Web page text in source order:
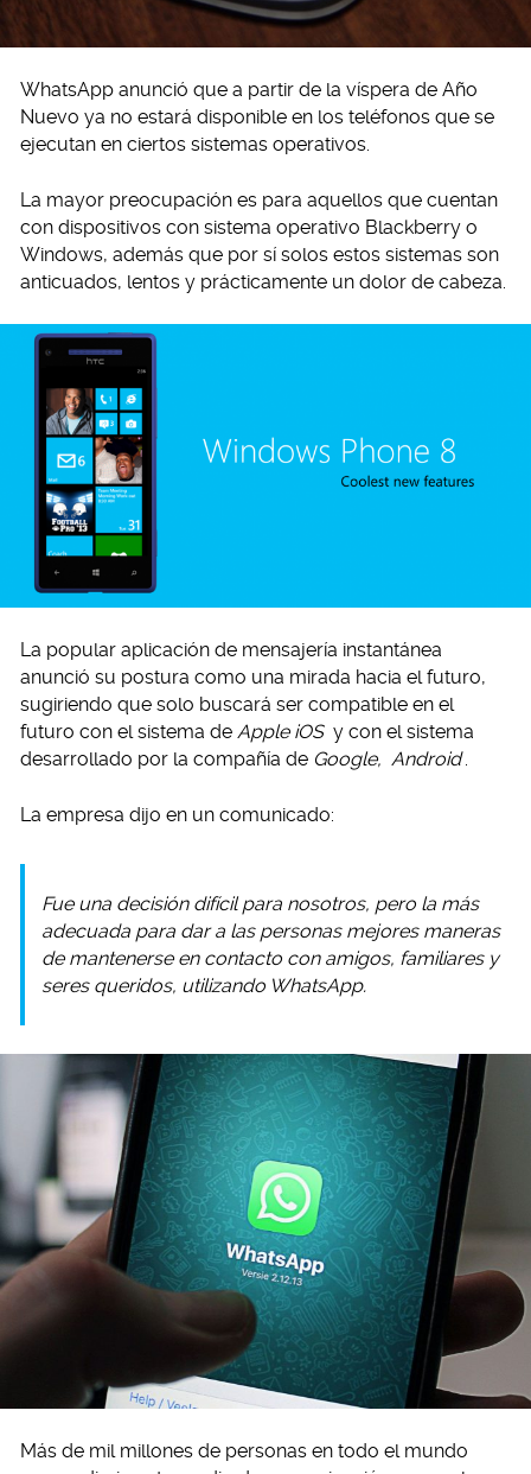
WhatsApp anunció que a partir de la víspera de Año
Nuevo ya no estará disponible en los teléfonos que se
ejecutan en ciertos sistemas operativos.
La mayor preocupación es para aquellos que cuentan
con dispositivos con sistema operativo Blackberry o
Windows, además que por sí solos estos sistemas son
anticuados, lentos y prácticamente un dolor de cabeza.
La popular aplicación de mensajería instantánea
anunció su postura como una mirada hacia el futuro,
sugiriendo que solo buscará ser compatible en el
futuro con el sistema de Apple iOS y con el sistema
desarrollado por la compañía de Google, Android .
La empresa dijo en un comunicado:
Fue una decisión difícil para nosotros, pero la más
adecuada para dar a las personas mejores maneras
de mantenerse en contacto con amigos, familiares y
seres queridos, utilizando WhatsApp.
Más de mil millones de personas en todo el mundo